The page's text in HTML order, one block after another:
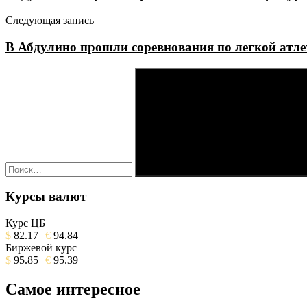
записям
Следующая запись
В Абдулино прошли соревнования по легкой
Поиск
Курсы валют
Курс ЦБ
$ 82.17 € 94.84
Биржевой курс
$ 95.85 € 95.39
Самое интересное